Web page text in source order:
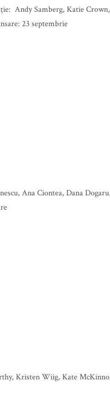
Andy Samberg, Katie
23 septembrie
Ana Ciontea, Dana
Kristen Wiig, Kate